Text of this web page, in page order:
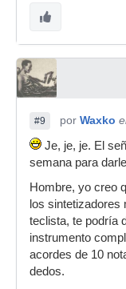
#9 por Waxko
Je, je, je. El
semana para
Hombre, yo creo
los
teclista, te podría
instrumento
acordes de 10
dedos.